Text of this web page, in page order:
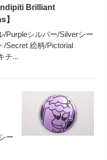
Brilliant
】
/Purpleシルバー/Silverシー
/Secret 絵柄/Pictorial
チ...
ー